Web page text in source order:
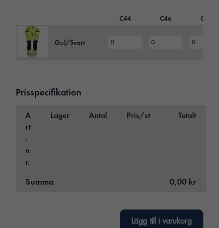
C44 C46 C48
Gul/Svart
Prisspecifikation
A
rt
.
n
r.
Lager Antal Pris/st Totalt
Summa 0,00 kr
Lägg till i varukorg